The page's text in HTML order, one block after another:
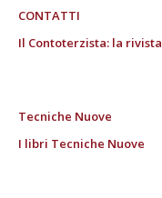
CONTATTI
Il Contoterzista: la rivista
Tecniche Nuove
I libri Tecniche Nuove